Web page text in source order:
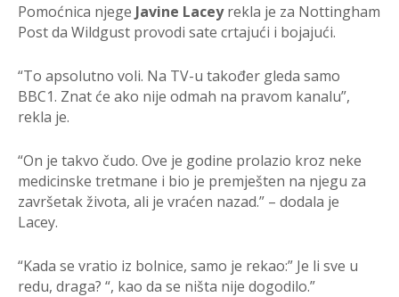
Pomoćnica njege Javine Laceyrekla je za Nottingham
Post da Wildgust provodi sate crtajući i bojajući.
“To apsolutno voli. Na TV-u također gleda samo
BBC1. Znat će ako nije odmah na pravom kanalu”,
rekla je.
“On je takvo čudo. Ove je godine prolazio kroz neke
medicinske tretmane i bio je premješten na njegu za
završetak života, ali je vraćen nazad.” – dodala je
Lacey.
“Kada se vratio iz bolnice, samo je rekao:” Je li sve u
redu, draga? “, kao da se ništa nije dogodilo.”